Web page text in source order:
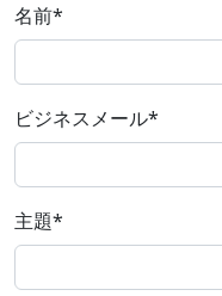
名前*
ビジネスメール*
主題*